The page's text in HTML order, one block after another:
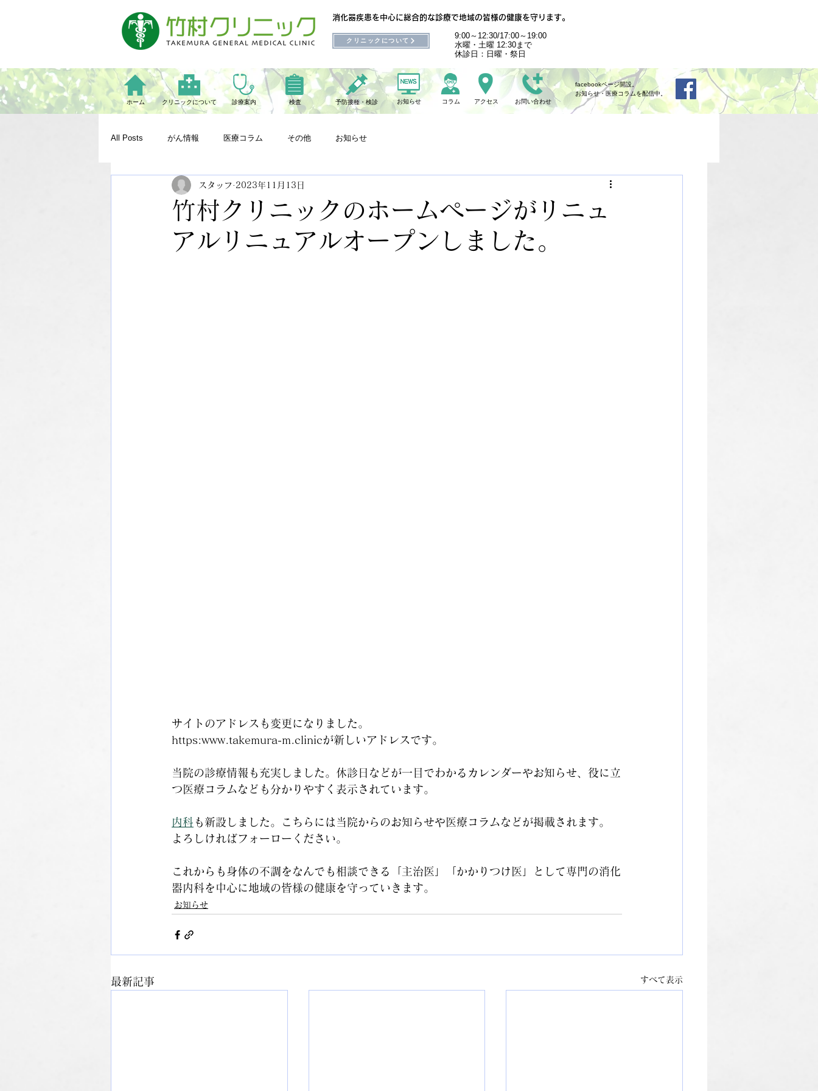
消化器疾患を中心に総合的な診療で地域の皆様の健康を守ります。
クリニックについて
9:00～12:30/17:00～19:00
水曜・土曜 12:30まで
休診日：日曜・祭日
ホーム クリニックについて 診療案内 検査 予防接種・検診 お知らせ コラム アクセス ​お問い合わせ
facebookページ開設。
お知らせ・医療コラムを配信中。
All Posts がん情報 医療コラム その他 お知らせ
竹村クリニックのホームページがリニュ
アルリニュアルオープンしました。
スタッフ 2023年11月13日
サイトのアドレスも変更になりました。
https:www.takemura-m.clinicが新しいアドレスです。
当院の診療情報も充実しました。休診日などが一目でわかるカレンダーやお知らせ、役に立
つ医療コラムなども分かりやすく表示されています。
内科 も新設しました。こちらには当院からのお知らせや医療コラムなどが掲載されます。
よろしければフォーローください。
これからも身体の不調をなんでも相談できる「主治医」「かかりつけ医」として専門の消化
器内科を中心に地域の皆様の健康を守っていきます。
お知らせ
最新記事 すべて表示